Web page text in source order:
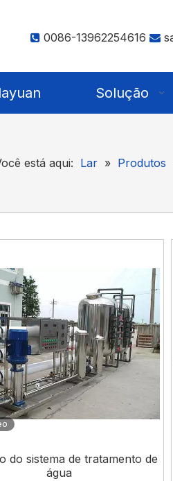
0086-13962254616 
Solução
está aqui: Lar » Produtos
do sistema de tratamento de
água